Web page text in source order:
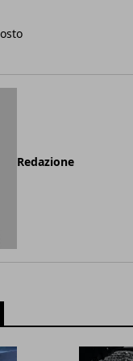
Redazione